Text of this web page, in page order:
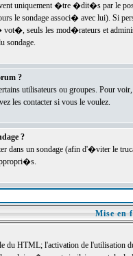
uniquement �tre �dit�s par le
le sondage associ� avec lui). Si
seuls les mod�rateurs et
sondage.
?
utilisateurs ou groupes. Pour
les contacter si vous le voulez.
?
dans un sondage (afin d'�viter le
Mise en
HTML; l'activation de l'utilisation